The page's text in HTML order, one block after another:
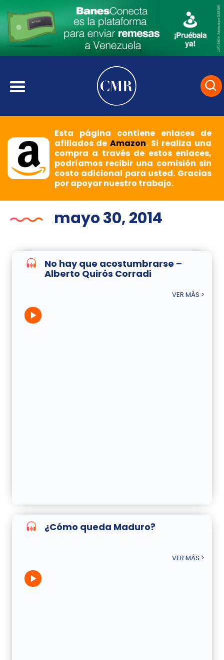
Esta página contiene enlaces de
afiliados deAmazon. Si realiza una
compra a través de estos enlaces,
podríamos recibir una comisión sin
costo adicional para usted. Gracias
por apoyar nuestro trabajo.
mayo 30, 2014
No hay que acostumbrarse –
Alberto Quirós Corradi
VER MÁS >
¿Cómo queda Maduro?
VER MÁS >